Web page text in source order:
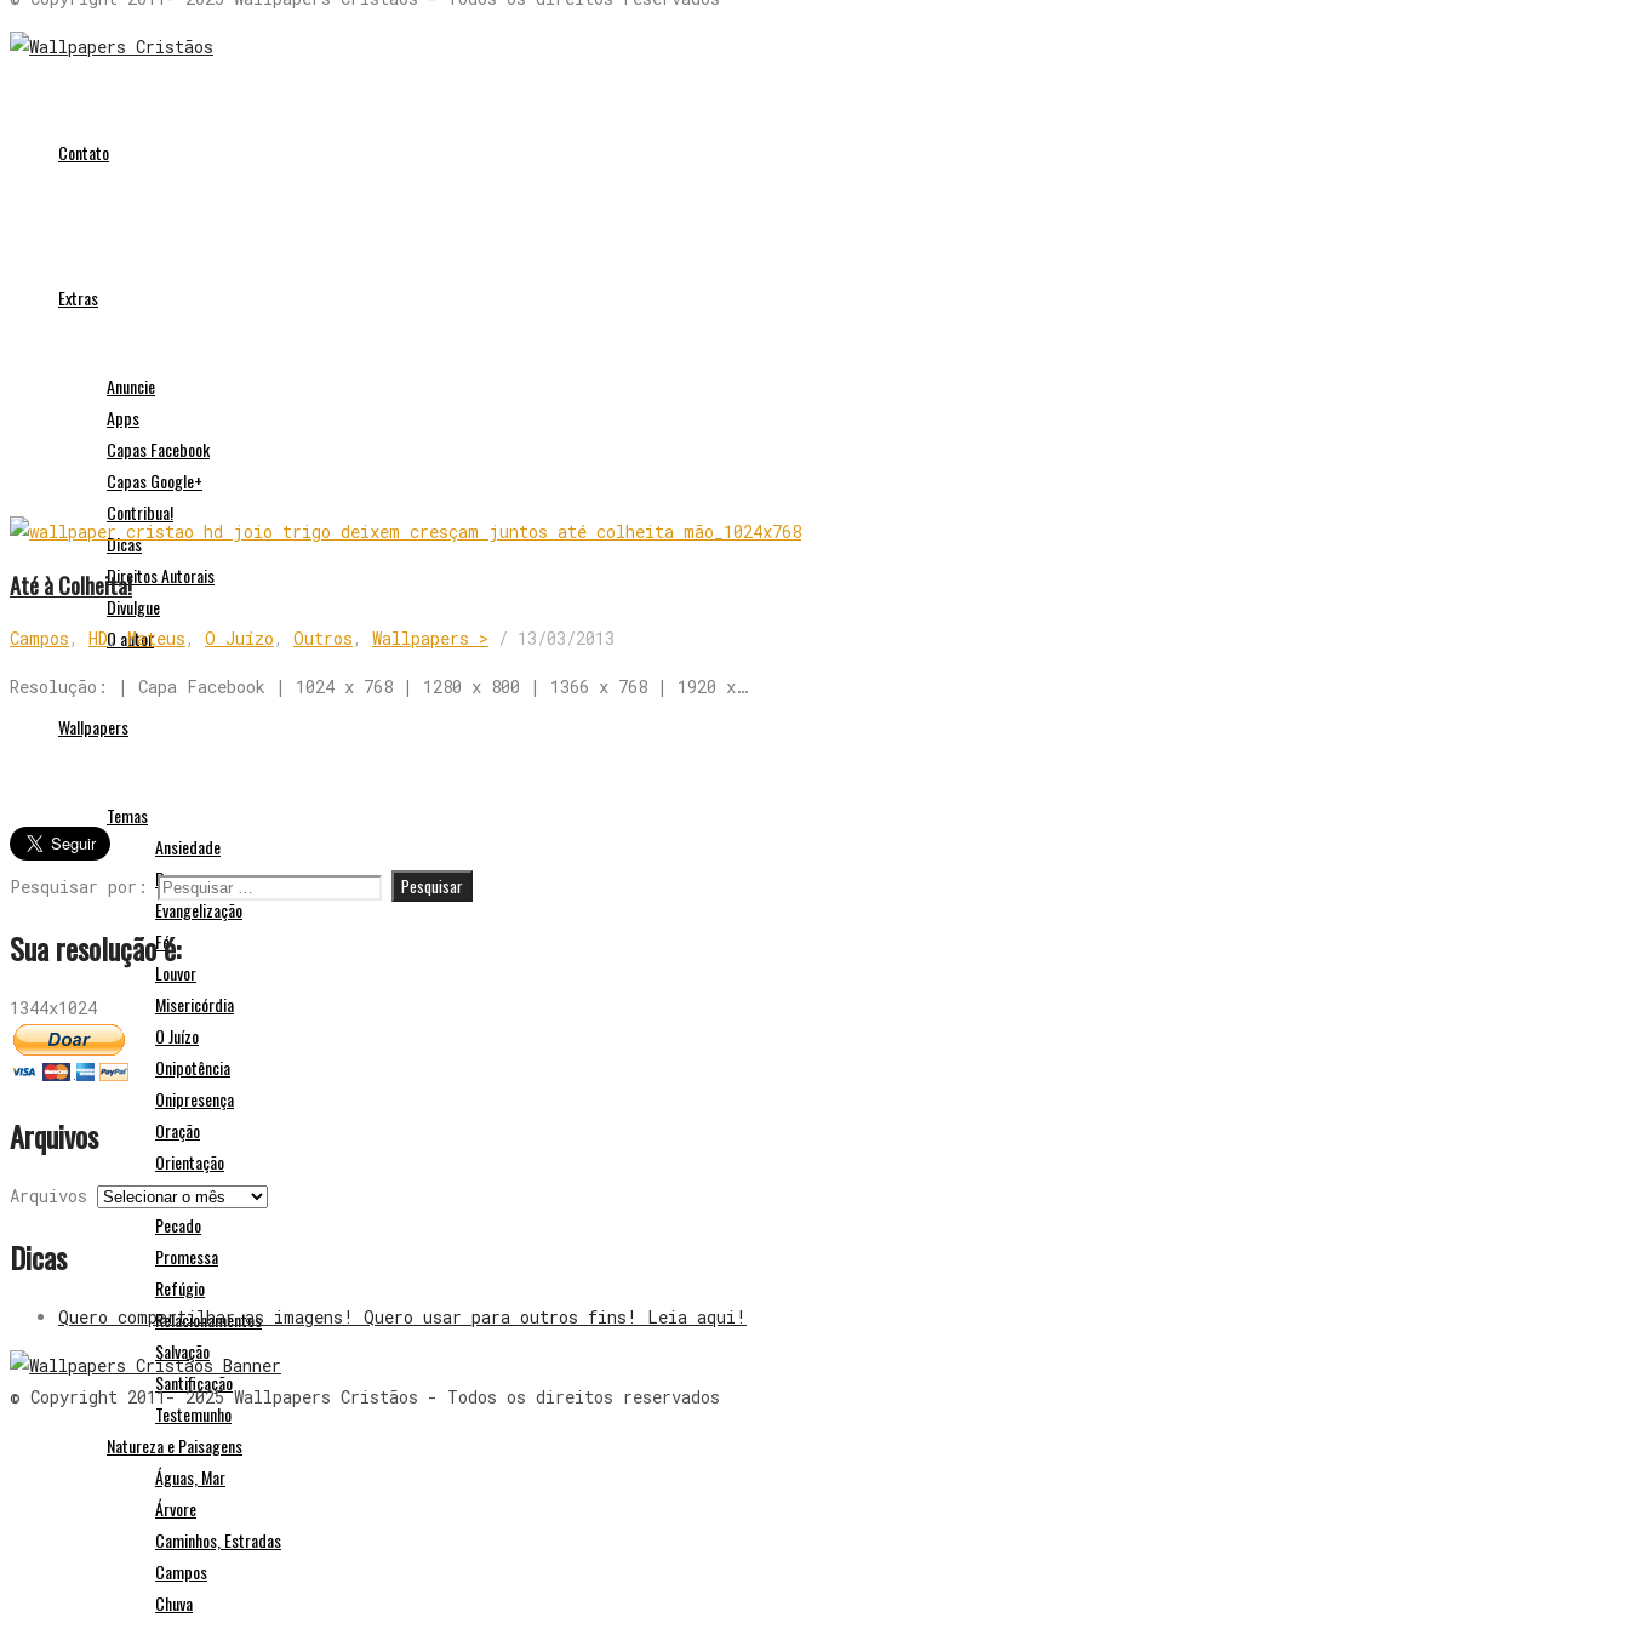
Contato
Extras
Anuncie
Apps
Capas Facebook
Capas Google+
Contribua!
Dicas
Direitos Autorais
Divulgue
O autor
Wallpapers
Temas
Ansiedade
Busca
Evangelização
Fé
Louvor
Misericórdia
O Juízo
Onipotência
Onipresença
Oração
Orientação
Paz
Pecado
Promessa
Refúgio
Relacionamentos
Salvação
Santificação
Testemunho
Natureza e Paisagens
Águas, Mar
Árvore
Caminhos, Estradas
Campos
Chuva
Até à Colheita!
Campos , HD,Mateus , O Juízo , Outros , Wallpapers > / 13/03/2013
Resolução: | Capa Facebook | 1024 x 768 | 1280 x 800 | 1366 x 768 | 1920 x…
Pesquisar por:
Sua resolução é:
1344x1024
Arquivos
Arquivos
Dicas
Quero compartilhar as imagens! Quero usar para outros fins! Leia aqui!
© Copyright 2011- 2025 Wallpapers Cristãos - Todos os direitos reservados